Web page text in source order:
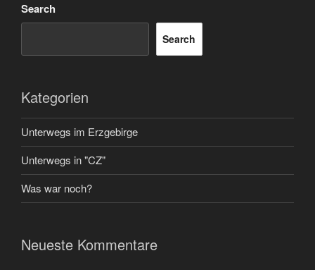
Search
Search
Kategorien
Unterwegs im Erzgebirge
Unterwegs in "CZ"
Was war noch?
Neueste Kommentare